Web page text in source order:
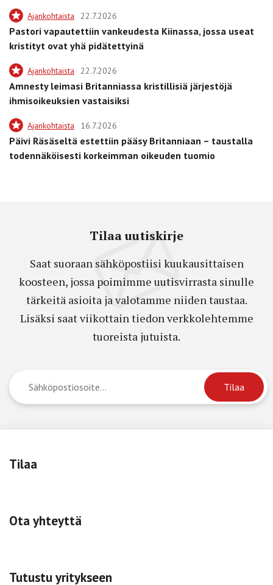
Ajankohtaista 22.7.2026
Pastori vapautettiin vankeudesta Kiinassa, jossa useat
kristityt ovat yhä pidätettyinä
Ajankohtaista 22.7.2026
Amnesty leimasi Britanniassa kristillisiä järjestöjä
ihmisoikeuksien vastaisiksi
Ajankohtaista 16.7.2026
Päivi Räsäseltä estettiin pääsy Britanniaan – taustalla
todennäköisesti korkeimman oikeuden tuomio
Tilaa uutiskirje
Saat suoraan sähköpostiisi kuukausittaisen
koosteen, jossa poimimme uutisvirrasta sinulle
tärkeitä asioita ja valotamme niiden taustaa.
Lisäksi saat viikottain tiedon verkkolehtemme
tuoreista jutuista.
Tilaa
Ota yhteyttä
Tutustu yritykseen